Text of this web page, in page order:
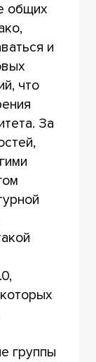
общих
и
что
За
группы